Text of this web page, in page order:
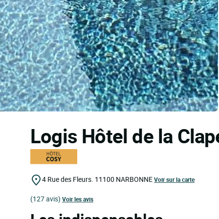
Logis Hôtel de la
4 Rue des Fleurs. 11100 NARBONNEVoir sur la carte
(127 avis) Voir les avis